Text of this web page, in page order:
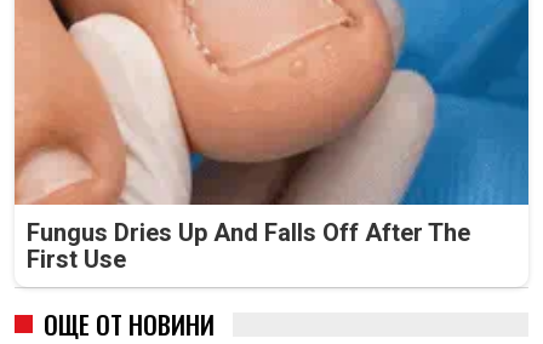
Fungus Dries Up And Falls Off After The
First Use
ОЩЕ ОТ НОВИНИ